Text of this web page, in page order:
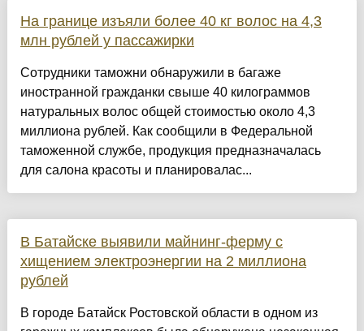
На границе изъяли более 40 кг волос на 4,3
млн рублей у пассажирки
Сотрудники таможни обнаружили в багаже
иностранной гражданки свыше 40 килограммов
натуральных волос общей стоимостью около 4,3
миллиона рублей. Как сообщили в Федеральной
таможенной службе, продукция предназначалась
для салона красоты и планировалас...
В Батайске выявили майнинг-ферму с
хищением электроэнергии на 2 миллиона
рублей
В городе Батайск Ростовской области в одном из